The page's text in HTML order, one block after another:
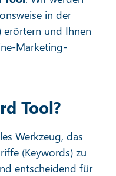
in der
erörtern und Ihnen
Marketing-
Tool?
Werkzeug, das
(Keywords) zu
entscheidend für